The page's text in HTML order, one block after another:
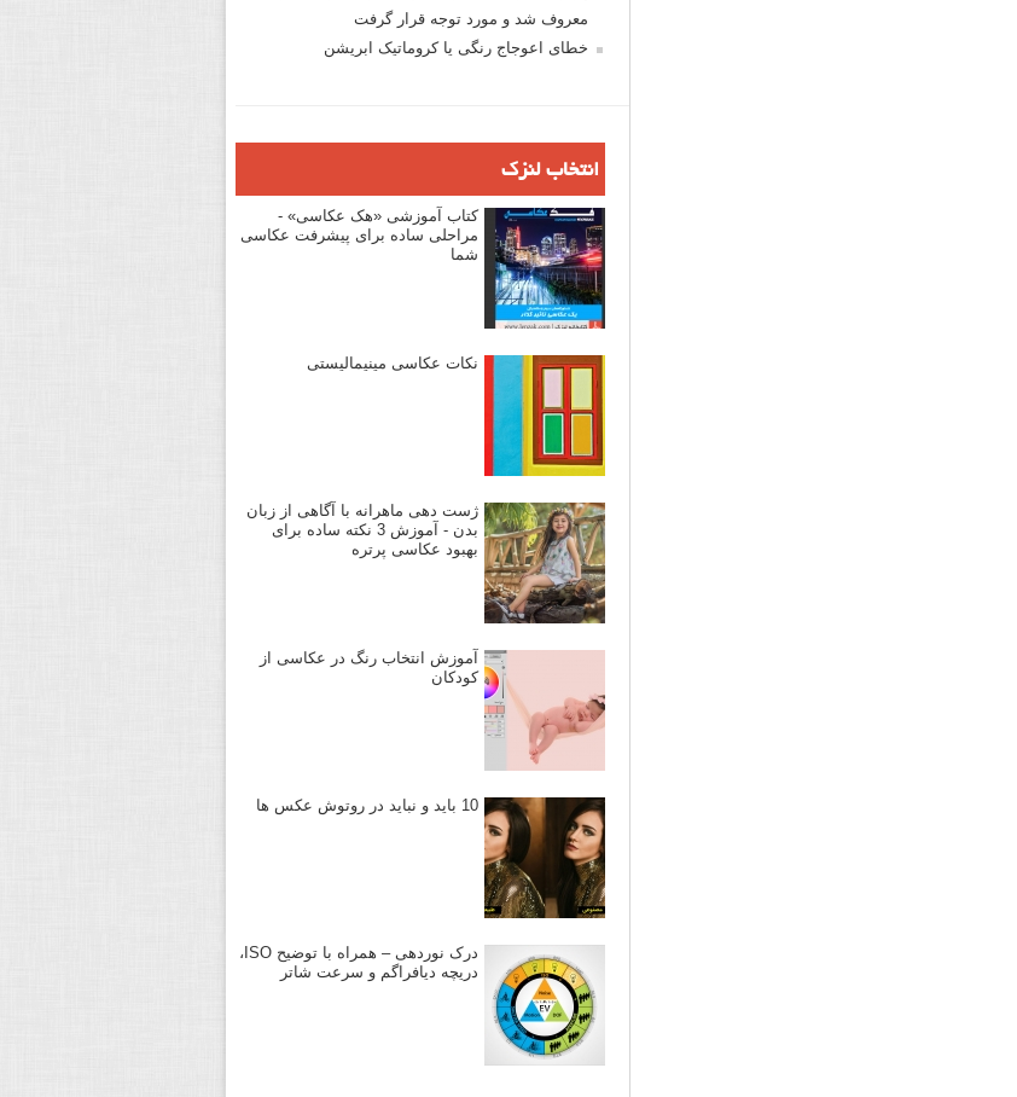
معروف شد و مورد توجه قرار گرفت
خطای اعوجاج رنگی یا کروماتیک ابریشن
انتخاب لنزک
کتاب آموزشی «هک عکاسی» -
مراحلی ساده برای پیشرفت عکاسی
شما
نکات عکاسی مینیمالیستی
ژست دهی ماهرانه با آگاهی از زبان
بدن - آموزش 3 نکته ساده برای
بهبود عکاسی پرتره
آموزش انتخاب رنگ در عکاسی از
کودکان
10 باید و نباید در روتوش عکس ها
درک نوردهی – همراه با توضیح ISO،
دریچه دیافراگم و سرعت شاتر